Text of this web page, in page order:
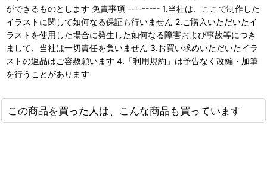
ができるものとします 免責事項 --------- 1.当社は、ここで制作した
イラストに関して如何なる保証も行いません 2.ご購入いただいたイ
ラストを使用した場合に発生した如何なる障害および事故等につき
まして、当社は一切責任を負いません 3.お買い求めいただいたイラ
ストの返品はご容赦願います 4.「利用規約」は予告なく改編・加筆
を行うことがあります
この商品を買った人は、こんな商品も買っています